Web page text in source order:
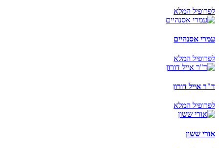
לפרופיל המלא
עמרי אסנהיים
לפרופיל המלא
ד"ר אייל דורון
לפרופיל המלא
אורי ששון